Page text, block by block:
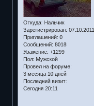
Откуда: Нальчик
Зарегистрирован: 07.10.2011
Приглашений: 0
Сообщений: 8018
Уважение: +1299
Пол: Мужской
Провел на форуме:
3 месяца 10 дней
Последний визит:
Сегодня 20:11